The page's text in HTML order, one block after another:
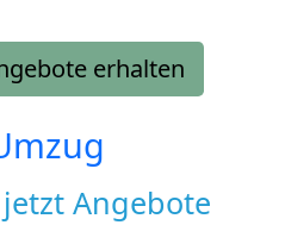
erhalten
Angebote